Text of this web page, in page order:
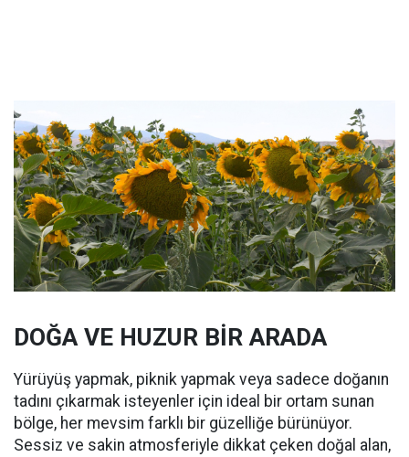
DOĞA VE HUZUR BİR ARADA
Yürüyüş yapmak, piknik yapmak veya sadece doğanın
tadını çıkarmak isteyenler için ideal bir ortam sunan
bölge, her mevsim farklı bir güzelliğe bürünüyor.
Sessiz ve sakin atmosferiyle dikkat çeken doğal alan,